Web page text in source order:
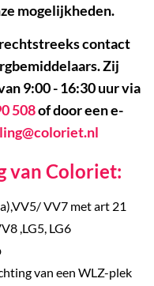
mogelijkheden.
contact
Zij
9:00 - 16:30 uur via
508of door een e-
van Coloriet:
VV7 met art 21
,LG5, LG6
van een WLZ-plek